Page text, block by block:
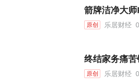
箭牌洁净大
原创 乐居财经
终结家务痛
原创 乐居财经